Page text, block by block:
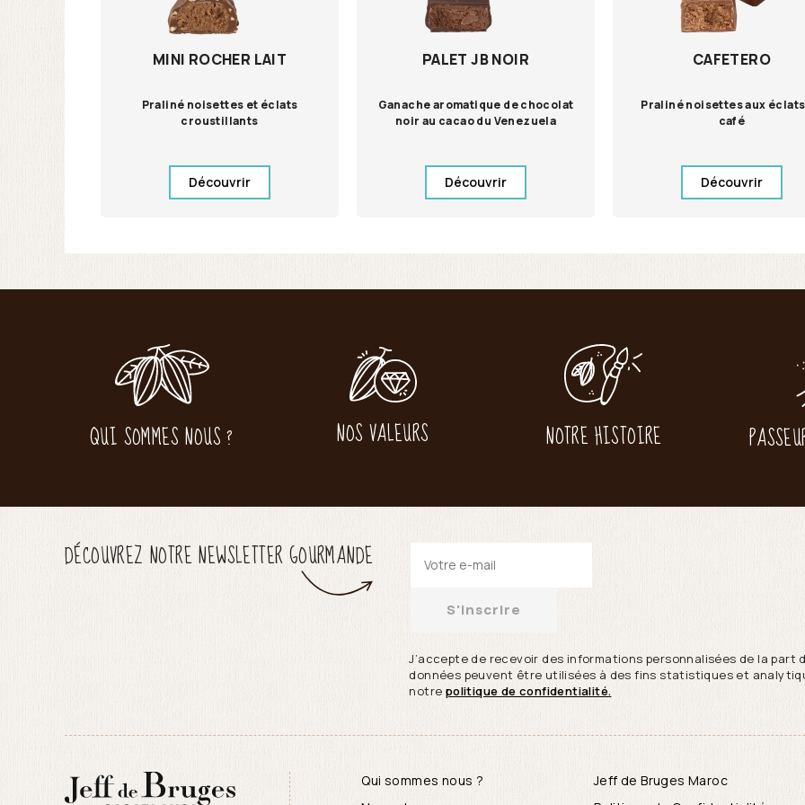
MINI ROCHER LAIT
Praliné noisettes et éclats
croustillants
Découvrir
PALET JB NOIR
Ganache aromatique de chocolat
noir au cacao du Venezuela
Découvrir
CAFETERO
Praliné noisettes aux
café
Découvrir
QUI SOMMES NOUS ? NOS VALEURS NOTRE HISTOIRE
DÉCOUVREZ NOTRE NEWSLETTER GOURMANDE
S'inscrire
J’accepte de recevoir des informations personnalisées de la part
données peuvent être utilisées à des fins statistiques et
notre politique de confidentialité.
Qui sommes nous ?
Jeff de Bruges Maroc